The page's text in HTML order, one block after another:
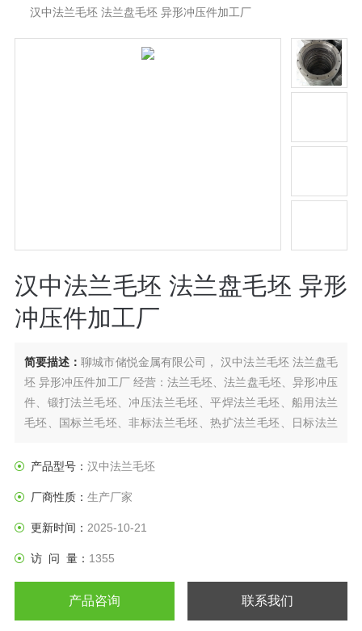
汉中法兰毛坯 法兰盘毛坯 异形冲压件加工厂
汉中法兰毛坯 法兰盘毛坯 异形
冲压件加工厂
简要描述：聊城市储悦金属有限公司， 汉中法兰毛坯 法兰盘毛
坯 异形冲压件加工厂 经营：法兰毛坯、法兰盘毛坯、异形冲压
件、锻打法兰毛坯、冲压法兰毛坯、平焊法兰毛坯、船用法兰
毛坯、国标兰毛坯、非标法兰毛坯、热扩法兰毛坯、日标法兰
产品型号： 汉中法兰毛坯
厂商性质： 生产厂家
更新时间： 2025-10-21
访 问 量： 1355
产品咨询 联系我们